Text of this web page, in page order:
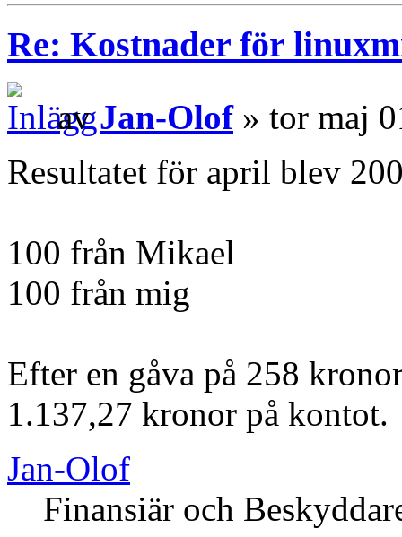
Re: Kostnader för
avJan-Olof» tor maj
Resultatet för april blev
100 från Mikael
100 från mig
Efter en gåva på 258
1.137,27 kronor på kontot.
Jan-Olof
Finansiär och